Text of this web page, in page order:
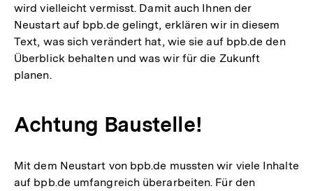
wird vielleicht vermisst. Damit auch Ihnen der
Neustart auf bpb.de gelingt, erklären wir in diesem
Text, was sich verändert hat, wie sie auf bpb.de den
Überblick behalten und was wir für die Zukunft
planen.
Achtung Baustelle!
Mit dem Neustart von bpb.de mussten wir viele Inhalte
auf bpb.de umfangreich überarbeiten. Für den